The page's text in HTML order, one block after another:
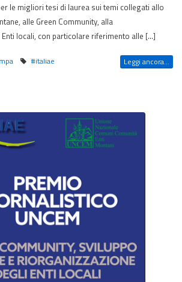
le migliori tesi di laurea sui temi collegati allo
alle Green Community, alla
locali, con particolare riferimento alle […]
#italiae Leggi ancora...